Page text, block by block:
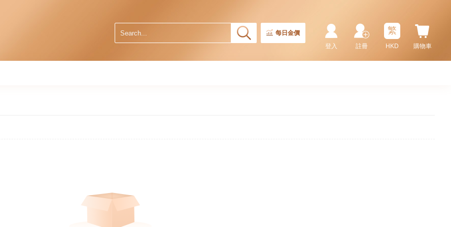
每日金價
購物車
繁
HKD
註冊
登入